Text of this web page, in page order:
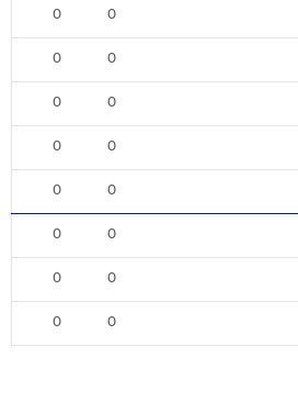
0
0
0
0
0
0
0
0
0
0
0
0
0
0
0
0